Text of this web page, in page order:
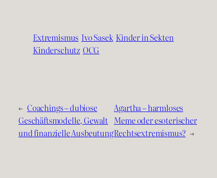
Extremismus Ivo Sasek Kinder in Sekten
Kinderschutz OCG
← Coachings – dubiose
Geschäftsmodelle, Gewalt
und finanzielle Ausbeutung
Agartha – harmloses
Meme oder esoterischer
Rechtsextremismus? →